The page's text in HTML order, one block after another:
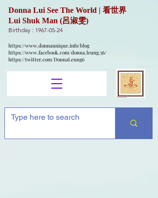
Donna Lui See The World | 看世界
Lui Shuk Man (呂淑雯)
Birthday : 1967-05-24
https://www.donnaunique.info/blog
https://www.facebook.com/donna.leung.56/
https://twitter.com/DonnaLeung6